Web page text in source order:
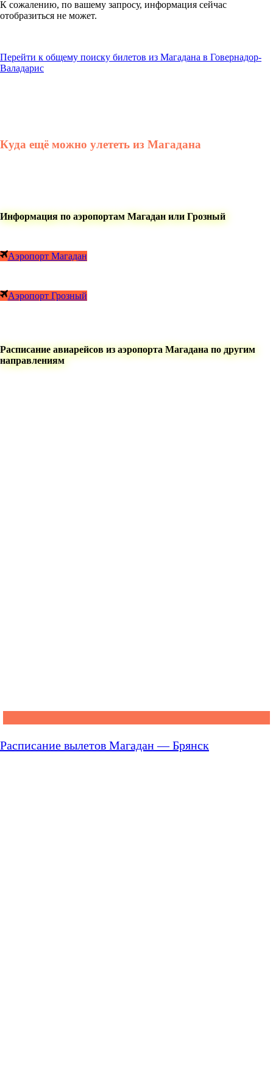
К сожалению, по вашему запросу, информация сейчас
отобразиться не может.
Перейти к общему поиску билетов из Магадана в Говернадор-
Валадарис
Куда ещё можно улететь из Магадана
Информация по аэропортам Магадан или Грозный
Аэропорт Магадан
Аэропорт Грозный
Расписание авиарейсов из аэропорта Магадана по другим
направлениям
Расписание вылетов Магадан — Брянск